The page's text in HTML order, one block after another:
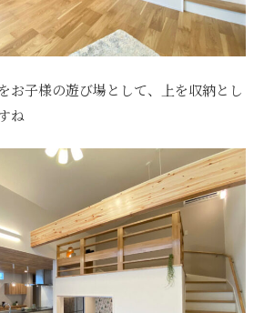
お子様の遊び場として、上を収納とし
ね